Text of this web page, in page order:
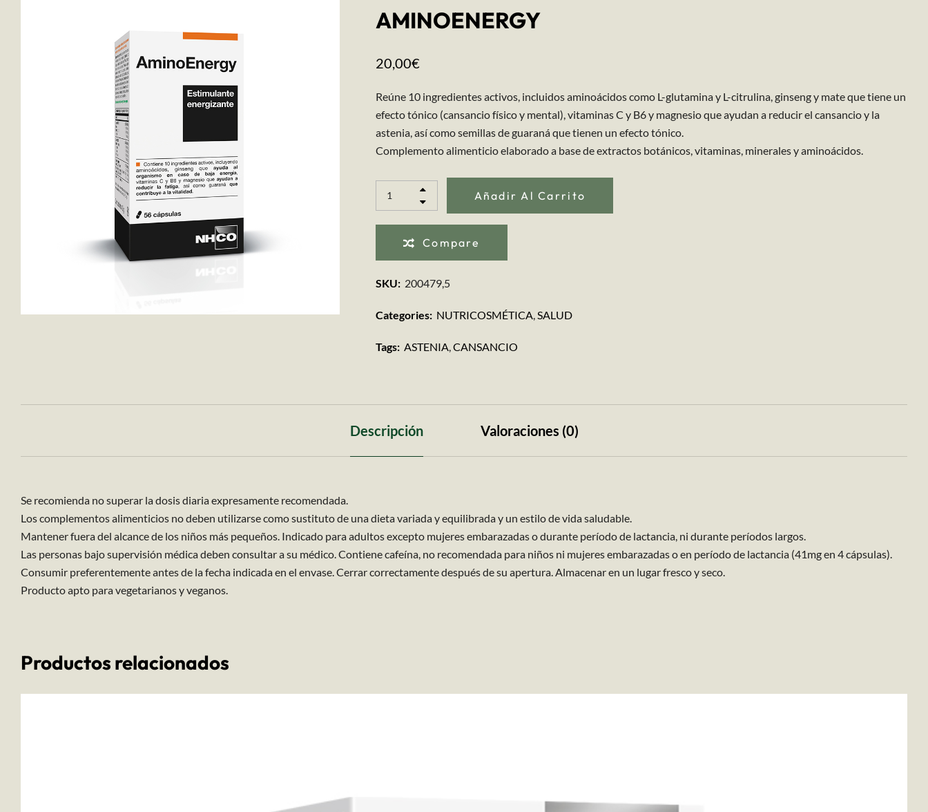
AMINOENERGY
20,00€
Reúne 10 ingredientes activos, incluidos aminoácidos como L-glutamina y L-citrulina, ginseng y mate que tiene un
efecto tónico (cansancio físico y mental), vitaminas C y B6 y magnesio que ayudan a reducir el cansancio y la
astenia, así como semillas de guaraná que tienen un efecto tónico.
Complemento alimenticio elaborado a base de extractos botánicos, vitaminas, minerales y aminoácidos.
Añadir Al Carrito
Compare
SKU: 200479,5
Categories: NUTRICOSMÉTICA,SALUD
Tags: ASTENIA,CANSANCIO
Descripción Valoraciones (0)
Se recomienda no superar la dosis diaria expresamente recomendada.
Los complementos alimenticios no deben utilizarse como sustituto de una dieta variada y equilibrada y un estilo de vida saludable.
Mantener fuera del alcance de los niños más pequeños. Indicado para adultos excepto mujeres embarazadas o durante período de lactancia, ni durante períodos largos.
Las personas bajo supervisión médica deben consultar a su médico. Contiene cafeína, no recomendada para niños ni mujeres embarazadas o en período de lactancia (41mg en 4 cápsulas).
Consumir preferentemente antes de la fecha indicada en el envase. Cerrar correctamente después de su apertura. Almacenar en un lugar fresco y seco.
Producto apto para vegetarianos y veganos.
Productos relacionados